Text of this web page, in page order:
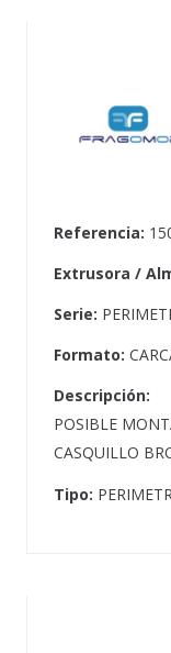
Referencia:
Extrusora /
Serie:
Formato:
Descripción:
POSIBLE
CASQUILLO
Tipo: